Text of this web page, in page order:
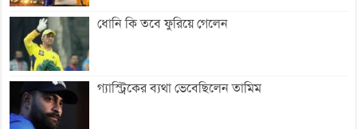
ধোনি কি তবে ফুরিয়ে গেলেন
গ্যাস্ট্রিকের ব্যথা ভেবেছিলেন তামিম